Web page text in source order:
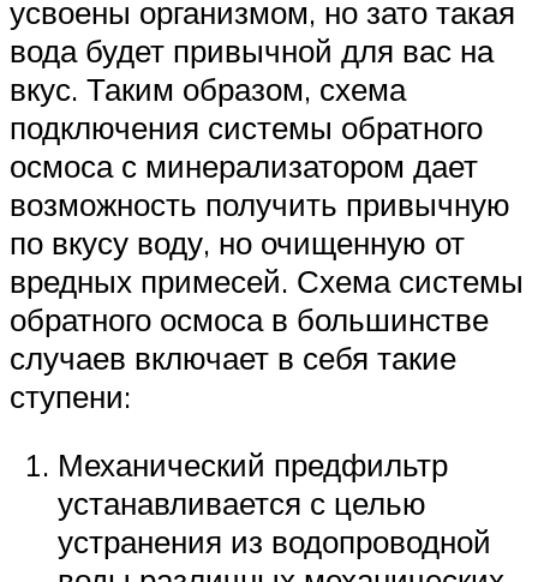
усвоены организмом, но зато такая
вода будет привычной для вас на
вкус. Таким образом, схема
подключения системы обратного
осмоса с минерализатором дает
возможность получить привычную
по вкусу воду, но очищенную от
вредных примесей. Схема системы
обратного осмоса в большинстве
случаев включает в себя такие
ступени:
Механический предфильтр
устанавливается с целью
устранения из водопроводной